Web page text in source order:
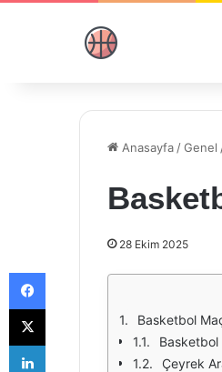
Anasayfa /Genel
28 Ekim 2025
Basketbol
Basketbol
Çeyrek
Facebook
X
LinkedIn